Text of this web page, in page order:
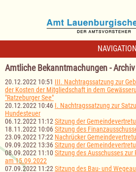
NAVIGATION
Amtliche Bekanntmachungen - Archiv
20.12.2022 10:51 III. Nachtragssatzung zur
der Kosten der Mitgliedschaft in dem
"Ratzeburger See"
20.12.2022 10:46 I. Nachtragssatzung zur
Hundesteuer
06.12.2022 11:12 Sitzung der
18.11.2022 10:06Sitzung des
23.09.2022 17:22 Nachrücker
09.09.2022 13:36Sitzung der
08.09.2022 11:10 Sitzung des Ausschusses
am 15.09.2022
07.09.2022 11:22 Sitzung des Bau- und